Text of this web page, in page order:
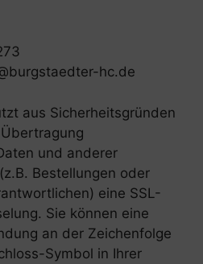
hc.de
aus Sicherheitsgründen
und anderer
Bestellungen oder
eine SSL-
Sie können eine
an der Zeichenfolge
Symbol in Ihrer